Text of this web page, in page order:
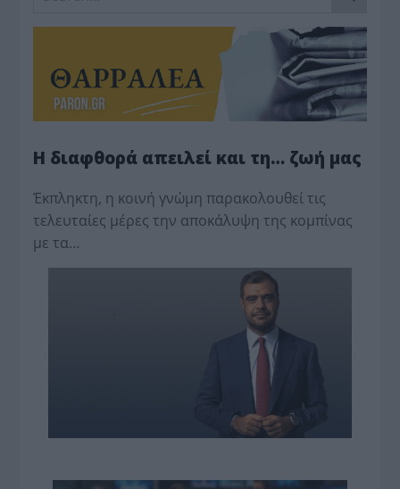
Η διαφθορά απειλεί και τη… ζωή μας
Έκπληκτη, η κοινή γνώμη παρακολουθεί τις
τελευταίες μέρες την αποκάλυψη της κο­μπίνας
με τα…